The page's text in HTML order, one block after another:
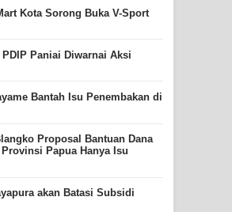
Kota Sorong Buka V-Sport
PDIP Paniai Diwarnai Aksi
Bantah Isu Penembakan di
Proposal Bantuan Dana
Papua Hanya Isu
akan Batasi Subsidi